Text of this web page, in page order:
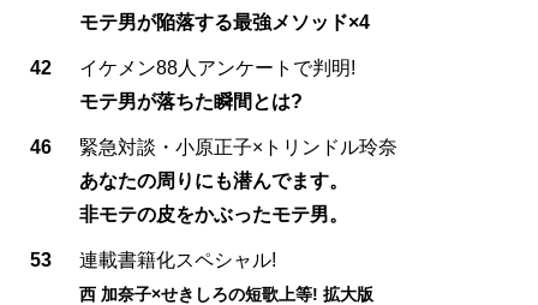
モテ男が陥落する最強メソッド×4
42
イケメン88人アンケートで判明!
モテ男が落ちた瞬間とは?
46
緊急対談・小原正子×トリンドル玲奈
あなたの周りにも潜んでます。
非モテの皮をかぶったモテ男。
53 連載書籍化スペシャル!
西 加奈子×せきしろの短歌上等! 拡大版